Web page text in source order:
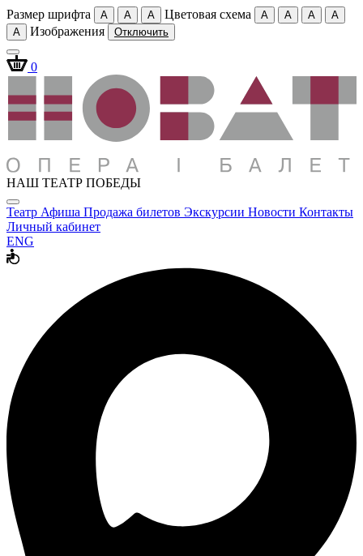
Размер шрифта A A A Цветовая схема A A A
A
A
Изображения Отключить
0
НАШ ТЕАТР ПОБЕДЫ
Театр Афиша Продажа билетов Экскурсии Новости Контакты
Личный кабинет
ENG